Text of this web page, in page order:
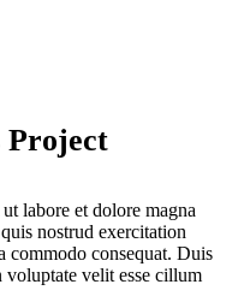
Project
labore et dolore magna
nostrud exercitation
commodo consequat. Duis
velit esse cillum